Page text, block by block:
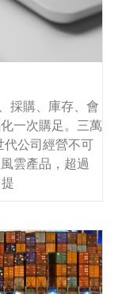
採購、庫存、會
一次購足。三萬
代公司經營不可
雲產品，超過